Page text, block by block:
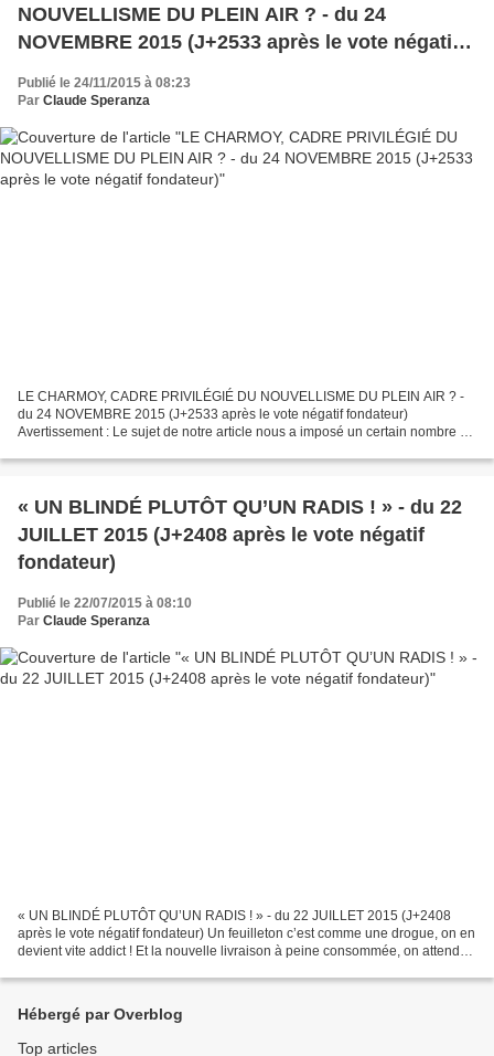
NOUVELLISME DU PLEIN AIR ? - du 24
NOVEMBRE 2015 (J+2533 après le vote négatif
fondateur)
Publié le 24/11/2015 à 08:23
Par Claude Speranza
LE CHARMOY, CADRE PRIVILÉGIÉ DU NOUVELLISME DU PLEIN AIR ? -
du 24 NOVEMBRE 2015 (J+2533 après le vote négatif fondateur)
Avertissement : Le sujet de notre article nous a imposé un certain nombre de
« UN BLINDÉ PLUTÔT QU’UN RADIS ! » - du 22
JUILLET 2015 (J+2408 après le vote négatif
fondateur)
Publié le 22/07/2015 à 08:10
Par Claude Speranza
« UN BLINDÉ PLUTÔT QU’UN RADIS ! » - du 22 JUILLET 2015 (J+2408
après le vote négatif fondateur) Un feuilleton c’est comme une drogue, on en
devient vite addict ! Et la nouvelle livraison à peine consommée, on attend
Hébergé par Overblog
Top articles